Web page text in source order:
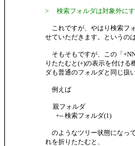
> 検索フォルダは対象外にす
これですが、やはり検索フ
せていただきます。というの
そもそもですが、この「
りたたむと(+)の表示を付け
ダも普通のフォルダと同じ扱
例えば
親フォルダ
+-- 検索フォルダ(1)
のようなツリー状態になっ
れを折りたたむと、